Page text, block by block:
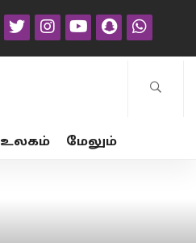
உலகம் மேலும்